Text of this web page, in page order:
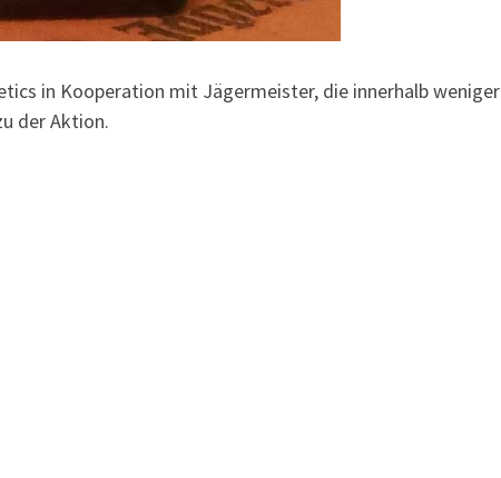
in Kooperation mit Jägermeister, die innerhalb weniger
der Aktion.